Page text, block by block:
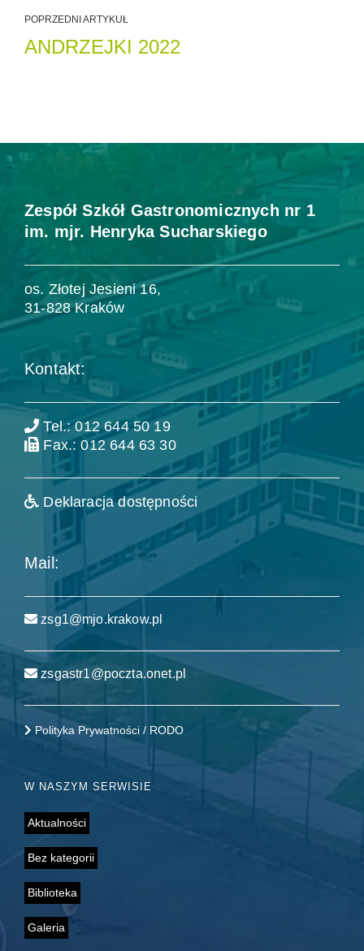
POPRZEDNI ARTYKUŁ
ANDRZEJKI 2022
Zespół Szkół Gastronomicznych nr 1
im. mjr. Henryka Sucharskiego
os. Złotej Jesieni 16,
31-828 Kraków
Kontakt:
Tel.: 012 644 50 19
Fax.: 012 644 63 30
Deklaracja dostępności
Mail:
zsg1@mjo.krakow.pl
zsgastr1@poczta.onet.pl
Polityka Prywatności / RODO
W NASZYM SERWISIE
Aktualności
Bez kategorii
Biblioteka
Galeria